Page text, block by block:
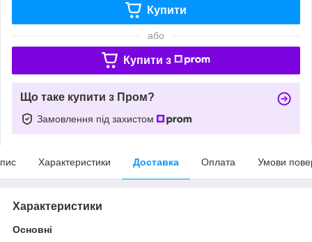
Купити
або
Купити з
Що таке купити з Пром?
Замовлення під захистом
Характеристики Доставка Оплата Умови
Характеристики
Основні